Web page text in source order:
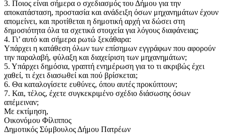
3. Ποιος είναι σήμερα ο σχεδιασμός του Δήμου για την
αποκατάσταση, προστασία και ανάδειξη όσων μηχανημάτων έχουν
απομείνει, και προτίθεται η δημοτική αρχή να δώσει στη
δημοσιότητα όλα τα σχετικά στοιχεία για λόγους διαφάνειας;
4. Γι’ αυτό και σήμερα ρωτώ ξεκάθαρα:
Υπάρχει η κατάθεση όλων των επίσημων εγγράφων που αφορούν
την παραλαβή, φύλαξη και διαχείριση των μηχανημάτων;
5. Υπάρχει δημόσια, γραπτή ενημέρωση για το τι ακριβώς έχει
χαθεί, τι έχει διασωθεί και πού βρίσκεται;
6. Θα καταλογίσετε ευθύνες, όπου αυτές προκύπτουν;
7. Και, τέλος, έχετε συγκεκριμένο σχέδιο διάσωσης όσων
απέμειναν;
Με εκτίμηση,
Οικονόμου Φίλιππος
Δημοτικός Σύμβουλος Δήμου Πατρέων